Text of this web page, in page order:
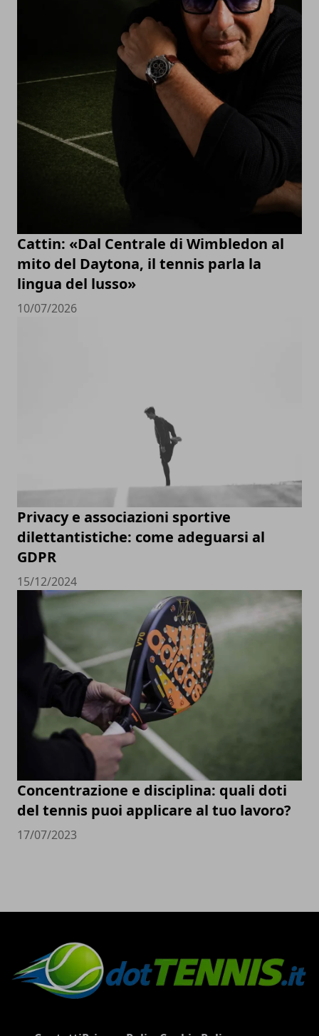
Cattin: «Dal Centrale di Wimbledon al
mito del Daytona, il tennis parla la
lingua del lusso»
10/07/2026
Privacy e associazioni sportive
dilettantistiche: come adeguarsi al
GDPR
15/12/2024
Concentrazione e disciplina: quali doti
del tennis puoi applicare al tuo lavoro?
17/07/2023